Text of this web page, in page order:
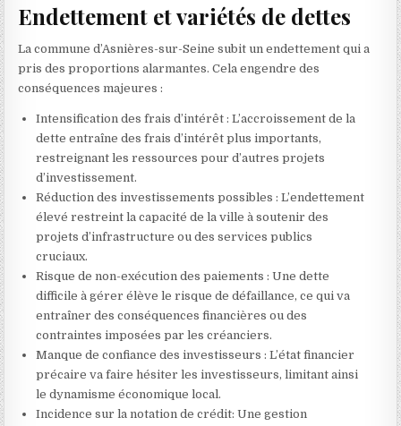
Endettement et variétés de dettes
La commune d’Asnières-sur-Seine subit un endettement qui a
pris des proportions alarmantes. Cela engendre des
conséquences majeures :
Intensification des frais d’intérêt : L’accroissement de la
dette entraîne des frais d’intérêt plus importants,
restreignant les ressources pour d’autres projets
d’investissement.
Réduction des investissements possibles : L’endettement
élevé restreint la capacité de la ville à soutenir des
projets d’infrastructure ou des services publics
cruciaux.
Risque de non-exécution des paiements : Une dette
difficile à gérer élève le risque de défaillance, ce qui va
entraîner des conséquences financières ou des
contraintes imposées par les créanciers.
Manque de confiance des investisseurs : L’état financier
précaire va faire hésiter les investisseurs, limitant ainsi
le dynamisme économique local.
Incidence sur la notation de crédit: Une gestion